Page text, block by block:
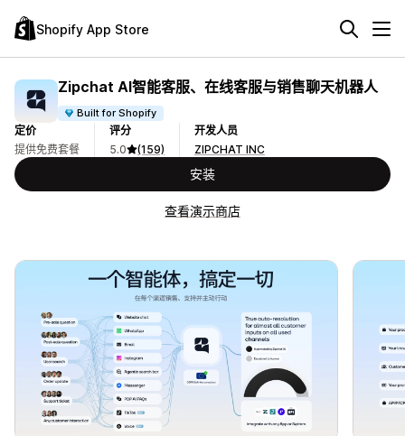
Shopify App Store
Zipchat AI智能客服、在线客服与销售聊天机器人
Built for Shopify
定价
提供免费套餐
评分
5.0
(159)
开发人员
ZIPCHAT INC
安装
查看演示商店